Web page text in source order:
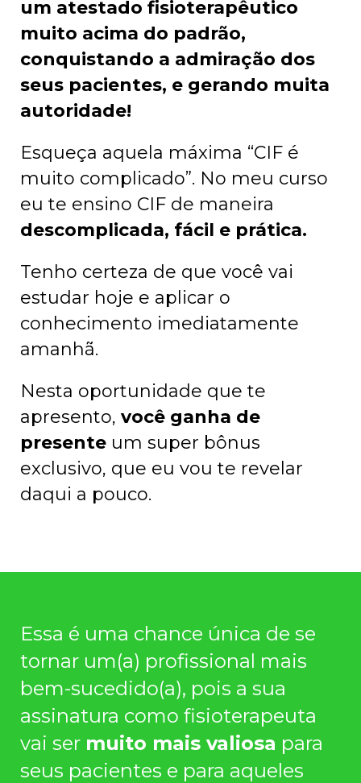
um atestado fisioterapêutico
muito acima do padrão,
conquistando a admiração dos
seus pacientes, e gerando muita
autoridade!
Esqueça aquela máxima “CIF é
muito complicado”. No meu curso
eu te ensino CIF de maneira
descomplicada, fácil e prática.
Tenho certeza de que você vai
estudar hoje e aplicar o
conhecimento imediatamente
amanhã.
Nesta oportunidade que te
apresento, você ganha de
presente um super bônus
exclusivo, que eu vou te revelar
daqui a pouco.
Essa é uma chance única de se
tornar um(a) profissional mais
bem-sucedido(a), pois a sua
assinatura como fisioterapeuta
vai ser muito mais valiosa para
seus pacientes e para aqueles